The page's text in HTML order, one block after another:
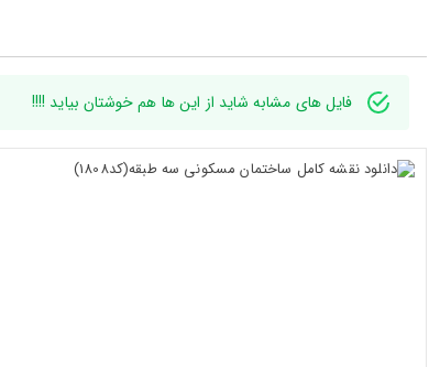
فایل های مشابه شاید از این ها هم خوشتان بیاید !!!!